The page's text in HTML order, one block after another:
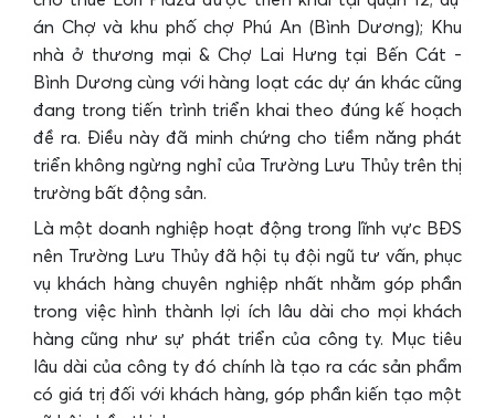
án Chợ và khu phố chợ Phú An (Bình Dương); Khu
nhà ở thương mại & Chợ Lai Hưng tại Bến Cát -
Bình Dương cùng với hàng loạt các dự án khác cũng
đang trong tiến trình triển khai theo đúng kế hoạch
đề ra. Điều này đã minh chứng cho tiềm năng phát
triển không ngừng nghỉ của Trường Lưu Thủy trên thị
trường bất động sản.
Là một doanh nghiệp hoạt động trong lĩnh vực BĐS
nên Trường Lưu Thủy đã hội tụ đội ngũ tư vấn, phục
vụ khách hàng chuyên nghiệp nhất nhằm góp phần
trong việc hình thành lợi ích lâu dài cho mọi khách
hàng cũng như sự phát triển của công ty. Mục tiêu
lâu dài của công ty đó chính là tạo ra các sản phẩm
có giá trị đối với khách hàng, góp phần kiến tạo một